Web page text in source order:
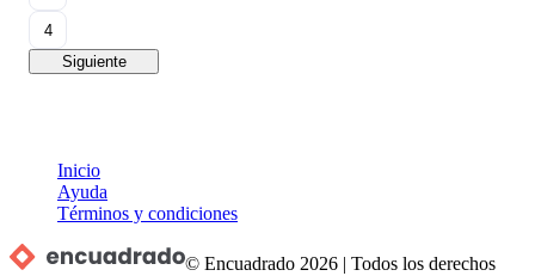
4
Siguiente
Inicio
Ayuda
Términos y condiciones
© Encuadrado 2026 |Todos los derechos